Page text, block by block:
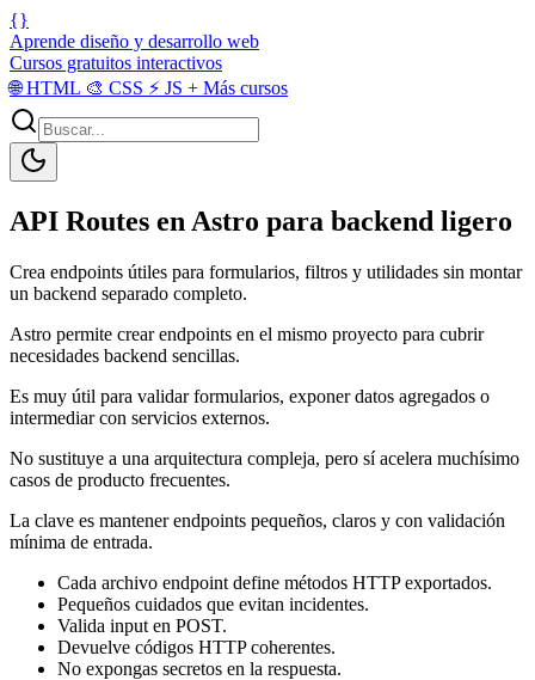
{}
Aprende diseño y desarrollo web
Cursos gratuitos interactivos
🌐HTML 🎨 CSS ⚡ JS + Más cursos
API Routes en Astro para backend ligero
Crea endpoints útiles para formularios, filtros y utilidades sin montar
un backend separado completo.
Astro permite crear endpoints en el mismo proyecto para cubrir
necesidades backend sencillas.
Es muy útil para validar formularios, exponer datos agregados o
intermediar con servicios externos.
No sustituye a una arquitectura compleja, pero sí acelera muchísimo
casos de producto frecuentes.
La clave es mantener endpoints pequeños, claros y con validación
mínima de entrada.
Cada archivo endpoint define métodos HTTP exportados.
Pequeños cuidados que evitan incidentes.
Valida input en POST.
Devuelve códigos HTTP coherentes.
No expongas secretos en la respuesta.